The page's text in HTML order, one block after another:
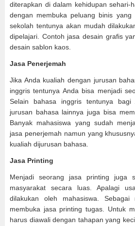
diterapkan di dalam kehidupan sehari-
dengan membuka peluang binis yang
sekolah tentunya akan mudah
dipelajari. Contoh jasa desain grafis
desain sablon kaos.
Jasa Penerjemah
Jika Anda kualiah dengan jurusan
inggris tentunya Anda bisa menjadi
Selain bahasa inggris tentunya
jurusan bahasa lainnya juga bisa
Banyak mahasiswa yang sudah
jasa penerjemah namun yang
kualiah dijurusan bahasa.
Jasa Printing
Menjadi seorang jasa printing juga
masyarakat secara luas. Apalagi
dilakukan oleh mahasiswa. Sebagai
membuka jasa printing tugas. Untuk
harus diawali dengan tahapan yang